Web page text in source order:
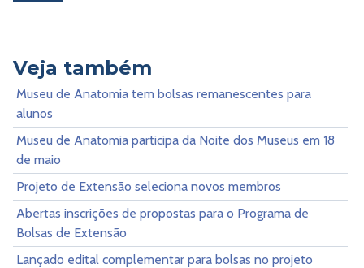
Veja também
Museu de Anatomia tem bolsas remanescentes para
alunos
Museu de Anatomia participa da Noite dos Museus em 18
de maio
Projeto de Extensão seleciona novos membros
Abertas inscrições de propostas para o Programa de
Bolsas de Extensão
Lançado edital complementar para bolsas no projeto